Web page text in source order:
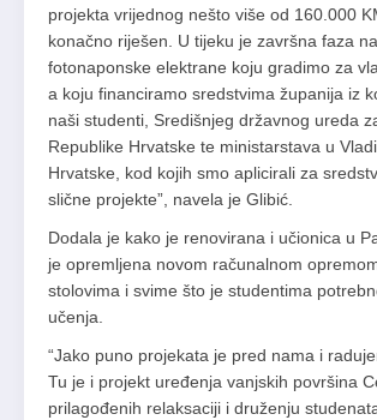
projekta vrijednog nešto više od 160.000
konačno riješen. U tijeku je završna faza
fotonaponske elektrane koju gradimo za
a koju financiramo sredstvima županija iz
naši studenti, Središnjeg državnog ureda
Republike Hrvatske te ministarstava u
Hrvatske, kod kojih smo aplicirali za
slične projekte”, navela je Glibić.
Dodala je kako je renovirana i učionica u
je opremljena novom računalnom
stolovima i svime što je studentima
učenja.
“Jako puno projekata je pred nama i
Tu je i projekt uređenja vanjskih površina
prilagođenih relaksaciji i druženju